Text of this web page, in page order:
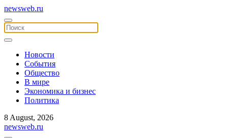
newsweb.ru
Новости
События
Общество
В мире
Экономика и бизнес
Политика
8 August, 2026
newsweb.ru